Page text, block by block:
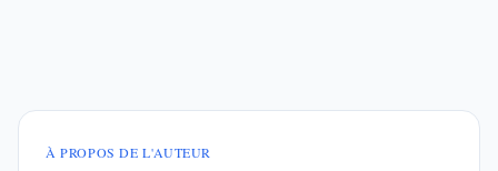
À PROPOS DE L'AUTEUR